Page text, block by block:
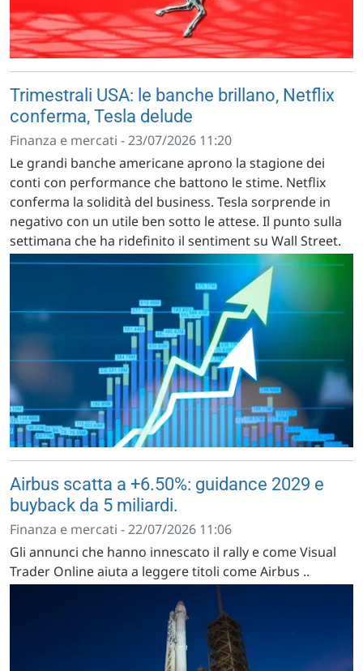
Trimestrali USA: le banche brillano, Netflix
conferma, Tesla delude
Finanza e mercati - 23/07/2026 11:20
Le grandi banche americane aprono la stagione dei
conti con performance che battono le stime. Netflix
conferma la solidità del business. Tesla sorprende in
negativo con un utile ben sotto le attese. Il punto sulla
settimana che ha ridefinito il sentiment su Wall Street.
Airbus scatta a +6.50%: guidance 2029 e
buyback da 5 miliardi.
Finanza e mercati - 22/07/2026 11:06
Gli annunci che hanno innescato il rally e come Visual
Trader Online aiuta a leggere titoli come Airbus ..